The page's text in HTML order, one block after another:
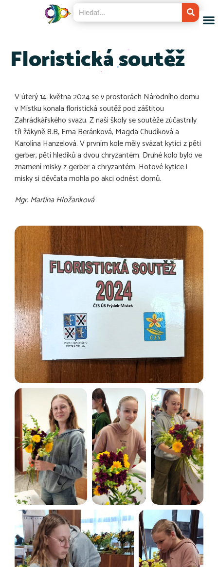
Floristická soutěž
V úterý 14. května 2024 se v prostorách Národního domu
v Místku konala floristická soutěž pod záštitou
Zahrádkářského svazu. Z naší školy se soutěže zúčastnily
tři žákyně 8.B, Ema Beránková, Magda Chudíková a
Karolína Hanzelová. V prvním kole měly svázat kytici z pěti
gerber, pěti hledíků a dvou chryzantém. Druhé kolo bylo ve
znamení misky z gerber a chryzantém. Hotové kytice i
misky si děvčata mohla po akci odnést domů.
Mgr. Martina Hložanková